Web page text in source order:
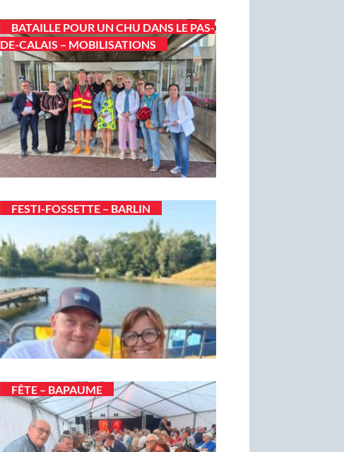
BATAILLE POUR UN CHU DANS LE PAS-
DE-CALAIS – MOBILISATIONS
FESTI-FOSSETTE – BARLIN
FÊTE – BAPAUME